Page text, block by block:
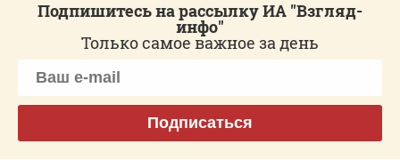
Подпишитесь на рассылку ИА "Взгляд-
инфо"
Только самое важное за день
Подписаться